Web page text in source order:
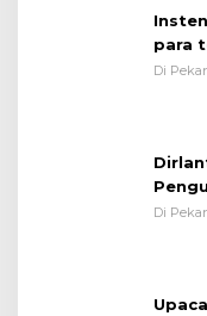
para
Di
Di